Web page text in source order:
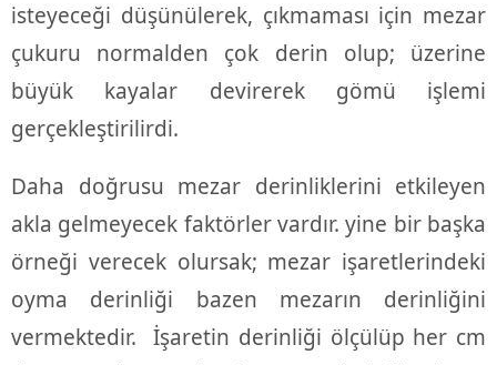
isteyeceği düşünülerek, çıkmaması için mezar
çukuru normalden çok derin olup; üzerine
büyük kayalar devirerek gömü işlemi
gerçekleştirilirdi.
Daha doğrusu mezar derinliklerini etkileyen
akla gelmeyecek faktörler vardır. yine bir başka
örneği verecek olursak; mezar işaretlerindeki
oyma derinliği bazen mezarın derinliğini
vermektedir. İşaretin derinliği ölçülüp her cm